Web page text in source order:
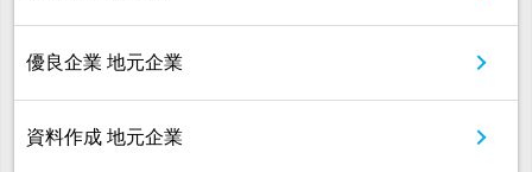
優良企業 地元企業
資料作成 地元企業